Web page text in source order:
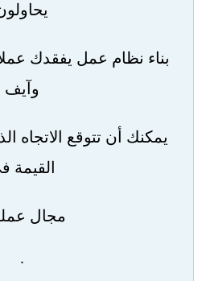
بناء نظام عمل يفقدك
وآيف
يمكنك أن تتوقع الاتجاه
القيمة
مجال
.